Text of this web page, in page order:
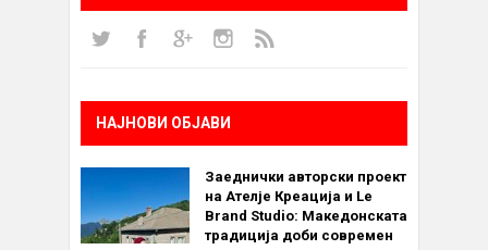
НАЈНОВИ ОБЈАВИ
Заеднички авторски проект
на Ателје Креација и Le
Brand Studio: Македонската
традиција доби современ